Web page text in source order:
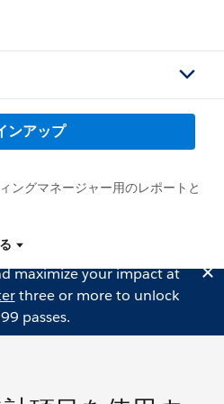
ンアップ
ングマネージャー用のレポートと
maximize your impact at
three or more to unlock
passes.